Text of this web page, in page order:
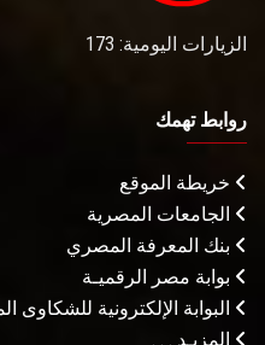
الزيارات اليومية: 173
روابط تهمك
خريطة الموقع
الجامعات المصرية
بنك المعرفة المصري
بوابة مصر الرقميـة
البوابة الإلكترونية للشكاوى
المزيـد . . .